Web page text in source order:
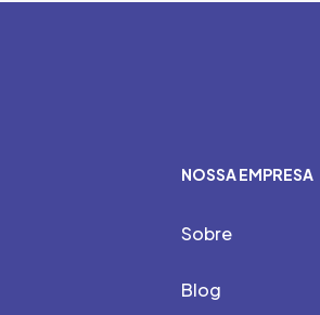
NOSSA EMPRESA
Sobre
Blog